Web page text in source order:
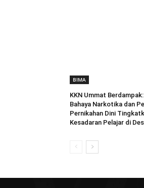
BIMA
KKN Ummat
Bahaya Narkotika dan
Pernikahan Dini
Kesadaran Pelajar di